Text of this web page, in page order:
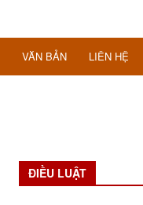
VĂN BẢN LIÊN HỆ
ĐIỀU LUẬT